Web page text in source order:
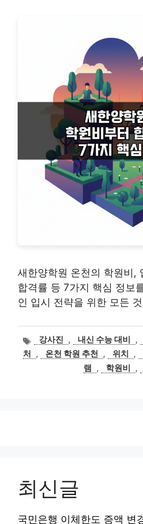
새한양학원 온천의 학원비,
합격률 등 7가지 핵심 정보
인 입시 전략을 위한 모든
태강사진 , 내신 수능 대비 ,
처
, 온천 학원 추천 , 위치 ,
램
, 학원비 ,
최신글
국민은행 이체한도 증액 변